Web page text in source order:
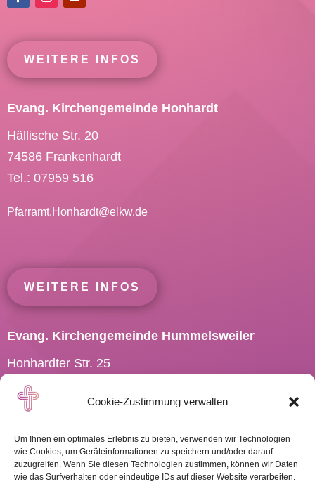
Cookie-Zustimmung verwalten
Um Ihnen ein optimales Erlebnis zu bieten, verwenden wir Technologien
wie Cookies, um Geräteinformationen zu speichern und/oder darauf
zuzugreifen. Wenn Sie diesen Technologien zustimmen, können wir Daten
wie das Surfverhalten oder eindeutige IDs auf dieser Website verarbeiten.
WEITERE INFOS
Evang. Kirchengemeinde Honhardt
Hällische Str. 20
74586 Frankenhardt
Tel.: 07959 516
Pfarramt.Honhardt@elkw.de
WEITERE INFOS
Evang. Kirchengemeinde Hummelsweiler
Honhardter Str. 25
73494 Rosenberg
Tel.: 07967 701910
Pfarramt.Hummelsweiler@elkw.de